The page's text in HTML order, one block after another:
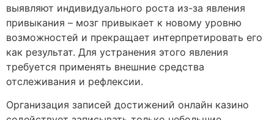
выявляют индивидуального роста из-за явления
привыкания – мозг привыкает к новому уровню
возможностей и прекращает интерпретировать его
как результат. Для устранения этого явления
требуется применять внешние средства
отслеживания и рефлексии.
Организация записей достижений онлайн казино